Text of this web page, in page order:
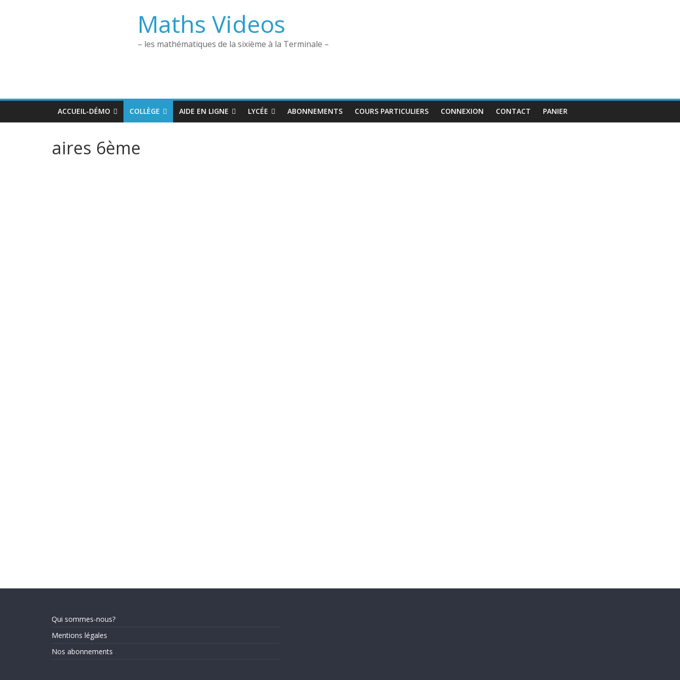
Maths Videos
– les mathématiques de la sixième à la Terminale –
ACCUEIL-DÉMO COLLÈGE AIDE EN LIGNE LYCÉE ABONNEMENTS COURS PARTICULIERS CONNEXION CONTACT PANIER
aires 6ème
Qui sommes-nous?
Mentions légales
Nos abonnements